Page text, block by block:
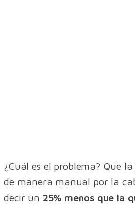
¿Cuál es el problema? Que
de manera manual por la
decir un 25% menos que la